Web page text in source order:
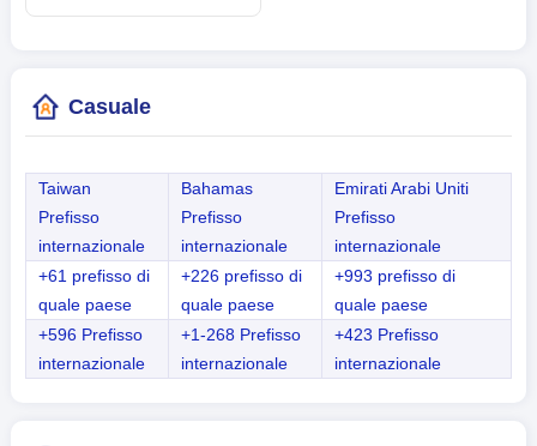
Casuale
Taiwan
Prefisso
internazionale
Bahamas
Prefisso
internazionale
Emirati Arabi Uniti
Prefisso
internazionale
+61 prefisso di
quale paese
+226 prefisso di
quale paese
+993 prefisso di
quale paese
+596 Prefisso
internazionale
+1-268 Prefisso
internazionale
+423 Prefisso
internazionale